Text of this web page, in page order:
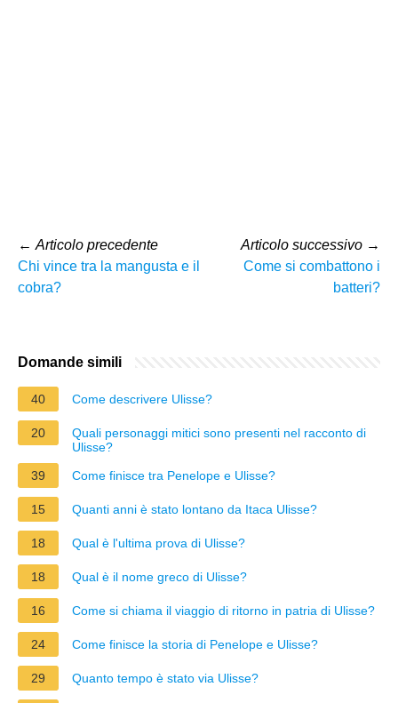
← Articolo precedente
Chi vince tra la mangusta e il
cobra?
Articolo successivo →
Come si combattono i
batteri?
Domande simili
40 Come descrivere Ulisse?
20
Quali personaggi mitici sono presenti nel racconto di
Ulisse?
39
Come finisce tra Penelope e Ulisse?
15 Quanti anni è stato lontano da Itaca Ulisse?
18 Qual è l'ultima prova di Ulisse?
18 Qual è il nome greco di Ulisse?
16 Come si chiama il viaggio di ritorno in patria di Ulisse?
24 Come finisce la storia di Penelope e Ulisse?
29 Quanto tempo è stato via Ulisse?